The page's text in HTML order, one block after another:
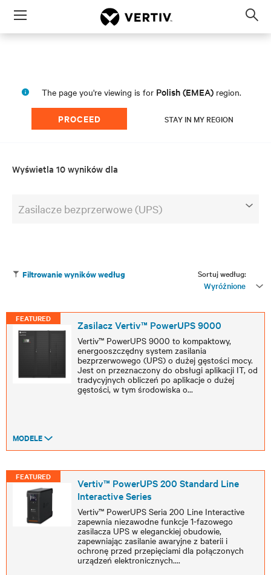
Menu
The page you're viewing is for Polish (EMEA) region.
PROCEED STAY IN MY REGION
Wyświetla 10 wyników dla
Zasilacze bezprzerwowe (UPS)
Sortuj według:
Wyróżnione
Filtrowanie wyników według
FEATURED Zasilacz Vertiv™ PowerUPS 9000
Vertiv™ PowerUPS 9000 to kompaktowy,
energooszczędny system zasilania
bezprzerwowego (UPS) o dużej gęstości mocy.
Jest on przeznaczony do obsługi aplikacji IT, od
tradycyjnych obliczeń po aplikacje o dużej
gęstości, w tym środowiska o...
MODELE
FEATURED
Vertiv™ PowerUPS 200 Standard Line
Interactive Series
Vertiv™ PowerUPS Seria 200 Line Interactive
zapewnia niezawodne funkcje 1-fazowego
zasilacza UPS w eleganckiej obudowie,
zapewniając zasilanie awaryjne z baterii i
ochronę przed przepięciami dla połączonych
urządzeń elektronicznych....